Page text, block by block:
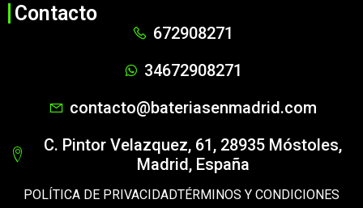
Contacto
672908271
34672908271
contacto@bateriasenmadrid.com
C. Pintor Velazquez, 61, 28935 Móstoles,
Madrid, España
POLÍTICA DE PRIVACIDADTÉRMINOS Y CONDICIONES